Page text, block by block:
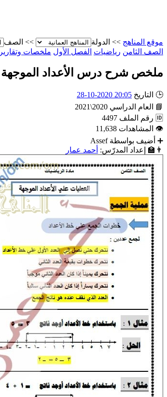
موقع المناهج >> الدولة >> الصف
الصف الثامن رياضيات الفصل الأول ملخصات وتقارير
ملخص شرح درس الأعداد الموجهة
🕒 التاريخ 20:05 2020-10-28
📘
العام الدراسي 2020\2021
🆔 رقم الملف 4497
👁 المشاهدات 11,638
➕ أضيف بواسطة Assef
👨‍🏫
إعداد المدرّس: أحمد عمار